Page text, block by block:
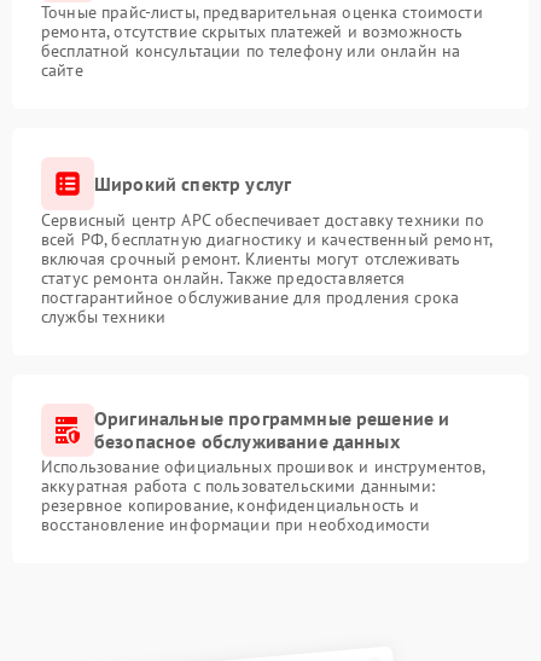
Точные прайс-листы, предварительная оценка стоимости
ремонта, отсутствие скрытых платежей и возможность
бесплатной консультации по телефону или онлайн на
сайте
Широкий спектр услуг
Сервисный центр APC обеспечивает доставку техники по
всей РФ, бесплатную диагностику и качественный ремонт,
включая срочный ремонт. Клиенты могут отслеживать
статус ремонта онлайн. Также предоставляется
постгарантийное обслуживание для продления срока
службы техники
Оригинальные программные решение и
безопасное обслуживание данных
Использование официальных прошивок и инструментов,
аккуратная работа с пользовательскими данными:
резервное копирование, конфиденциальность и
восстановление информации при необходимости